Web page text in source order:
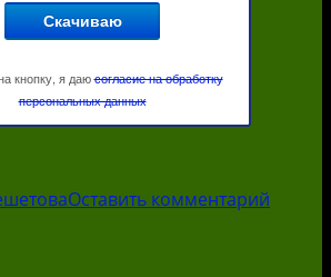
кнопку, я даюсогласие на обработку
персональных данных
Оставить комментарий